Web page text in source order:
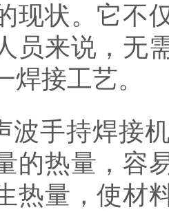
现状。它不
员来说，无
焊接工艺。
持焊接机
的热量，容
热量，使材